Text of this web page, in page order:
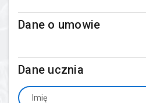
Dane o umowie
Dane ucznia
Imię